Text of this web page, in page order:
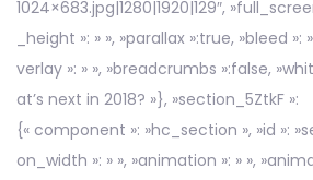
1024×683.jpg|1280|1920|129″,
_height »: » », »parallax »:true, »bleed »:
verlay »: » », »breadcrumbs »:false,
at’s next in 2018? »}, »section_5ZtkF »:
{« component »: »hc_section », »id »:
on_width »: » », »animation »: » »,